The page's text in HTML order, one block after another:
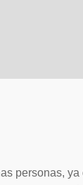
personas, ya